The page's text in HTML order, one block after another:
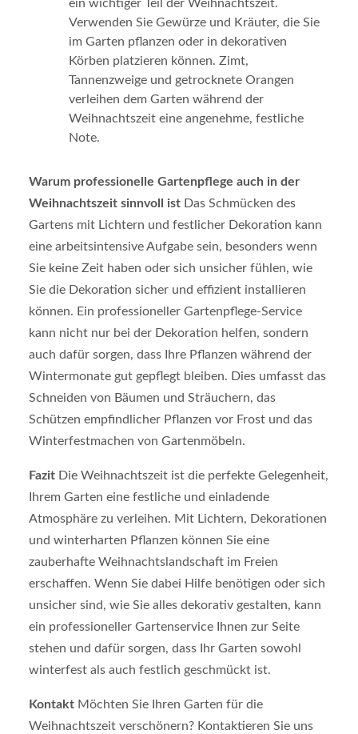
ein wichtiger Teil der Weihnachtszeit.
Verwenden Sie Gewürze und Kräuter, die Sie
im Garten pflanzen oder in dekorativen
Körben platzieren können. Zimt,
Tannenzweige und getrocknete Orangen
verleihen dem Garten während der
Weihnachtszeit eine angenehme, festliche
Note.
Warum professionelle Gartenpflege auch in der
Weihnachtszeit sinnvoll istDas Schmücken des
Gartens mit Lichtern und festlicher Dekoration kann
eine arbeitsintensive Aufgabe sein, besonders wenn
Sie keine Zeit haben oder sich unsicher fühlen, wie
Sie die Dekoration sicher und effizient installieren
können. Ein professioneller Gartenpflege-Service
kann nicht nur bei der Dekoration helfen, sondern
auch dafür sorgen, dass Ihre Pflanzen während der
Wintermonate gut gepflegt bleiben. Dies umfasst das
Schneiden von Bäumen und Sträuchern, das
Schützen empfindlicher Pflanzen vor Frost und das
Winterfestmachen von Gartenmöbeln.
FazitDie Weihnachtszeit ist die perfekte Gelegenheit,
Ihrem Garten eine festliche und einladende
Atmosphäre zu verleihen. Mit Lichtern, Dekorationen
und winterharten Pflanzen können Sie eine
zauberhafte Weihnachtslandschaft im Freien
erschaffen. Wenn Sie dabei Hilfe benötigen oder sich
unsicher sind, wie Sie alles dekorativ gestalten, kann
ein professioneller Gartenservice Ihnen zur Seite
stehen und dafür sorgen, dass Ihr Garten sowohl
winterfest als auch festlich geschmückt ist.
KontaktMöchten Sie Ihren Garten für die
Weihnachtszeit verschönern? Kontaktieren Sie uns